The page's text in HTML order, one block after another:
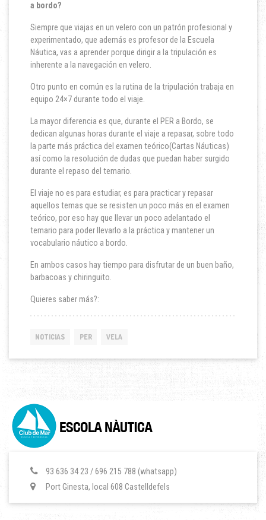
a bordo?
Siempre que viajas en un velero con un patrón profesional y
experimentado, que además es profesor de la Escuela
Náutica, vas a aprender porque dirigir a la tripulación es
inherente a la navegación en velero.
Otro punto en común es la rutina de la tripulación trabaja en
equipo 24×7 durante todo el viaje.
La mayor diferencia es que, durante el PER a Bordo, se
dedican algunas horas durante el viaje a repasar, sobre todo
la parte más práctica del examen teórico(Cartas Náuticas)
así como la resolución de dudas que puedan haber surgido
durante el repaso del temario.
El viaje no es para estudiar, es para practicar y repasar
aquellos temas que se resisten un poco más en el examen
teórico, por eso hay que llevar un poco adelantado el
temario para poder llevarlo a la práctica y mantener un
vocabulario náutico a bordo.
En ambos casos hay tiempo para disfrutar de un buen baño,
barbacoas y chiringuito.
Quieres saber más?:
NOTICIAS PER VELA
93 636 34 23 / 696 215 788 (whatsapp)
Port Ginesta, local 608 Castelldefels